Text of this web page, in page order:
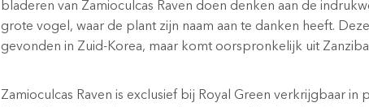
bladeren van Zamioculcas Raven doen denken aan de
grote vogel, waar de plant zijn naam aan te danken heeft.
gevonden in Zuid-Korea, maar komt oorspronkelijk uit
Zamioculcas Raven is exclusief bij Royal Green verkrijgbaar in